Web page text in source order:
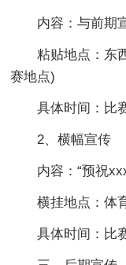
内容：与前期
粘贴地点：东西
赛地点)
具体时间：比
2、横幅宣传
内容：“预祝
横挂地点：体育
具体时间：比